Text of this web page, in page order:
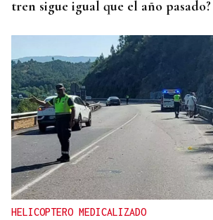
tren sigue igual que el año pasado?
HELICOPTERO MEDICALIZADO